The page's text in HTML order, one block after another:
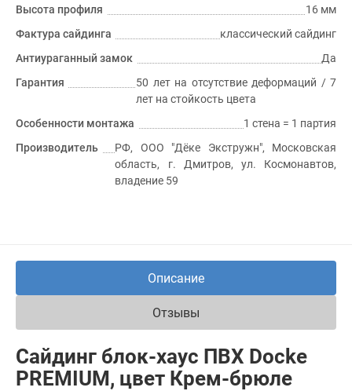
Высота профиля
16 мм
Фактура сайдинга
классический сайдинг
Антиураганный замок
Да
Гарантия
50 лет на отсутствие деформаций / 7
лет на стойкость цвета
Особенности монтажа
1 стена = 1 партия
Производитель
РФ, ООО "Дёке Экстружн", Московская
область, г. Дмитров, ул. Космонавтов,
владение 59
Описание
Отзывы
Сайдинг блок-хаус ПВХ Docke
PREMIUM, цвет Крем-брюле